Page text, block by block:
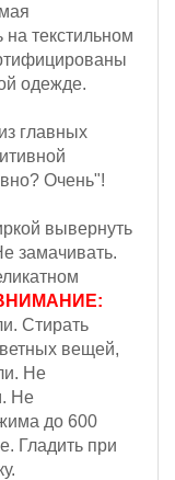
текстильном
одежде.
главных
Очень"!
вывернуть
замачивать.
Стирать
вещей,
Не
Не
до 600
Гладить при